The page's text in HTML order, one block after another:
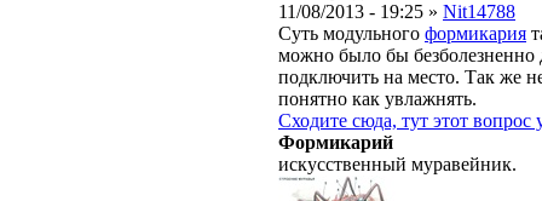
11/08/2013 - 19:25 » Nit14788
Суть модульного формикария
можно было бы безболезненно
подключить на место. Так же
понятно как увлажнять.
Сходите сюда, тут этот вопрос
Формикарий
искусственный муравейник.